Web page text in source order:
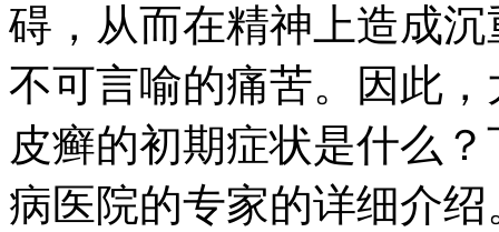
碍，从而在精神上造成
不可言喻的痛苦。因此
皮癣的初期症状是什么
病医院的专家的详细介绍